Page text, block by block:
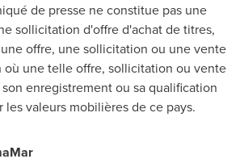
de presse ne constitue pas une
sollicitation d'offre d'achat de titres,
offre, une sollicitation ou une vente
une telle offre, sollicitation ou vente
enregistrement ou sa qualification
les valeurs mobilières de ce pays.